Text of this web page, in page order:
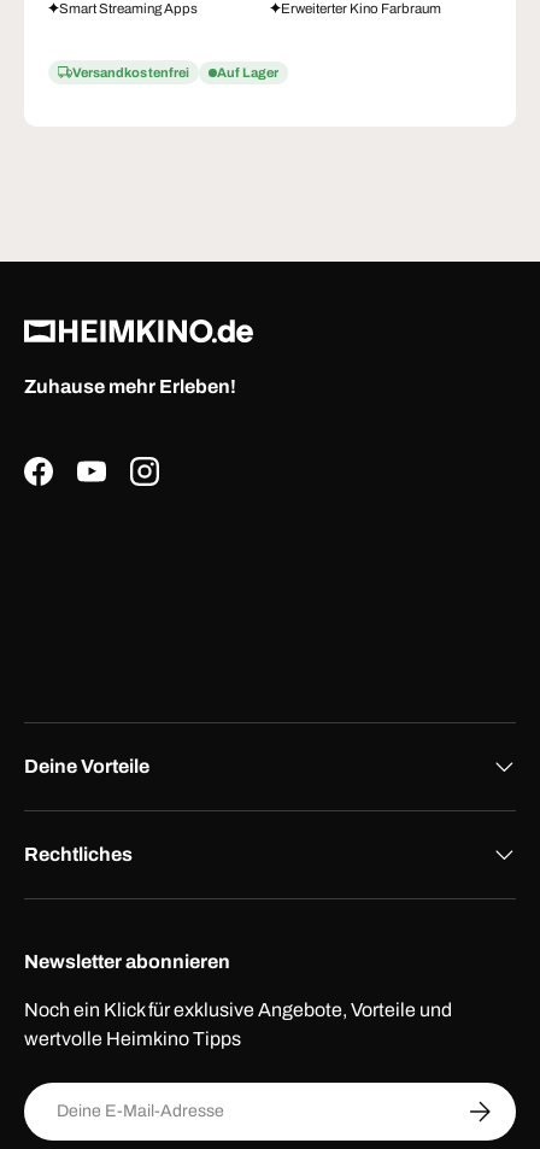
Smart Streaming Apps
Erweiterter Kino Farbraum
Versandkostenfrei Auf Lager
Zuhause mehr Erleben!
FacebookYouTubeInstagram
Deine Vorteile
Rechtliches
Newsletter abonnieren
Noch ein Klick für exklusive Angebote, Vorteile und
wertvolle Heimkino Tipps
E-Mail